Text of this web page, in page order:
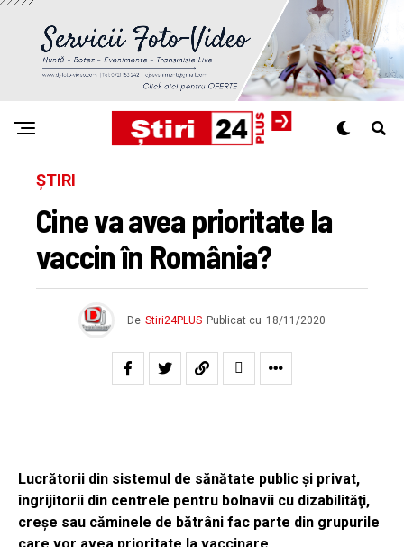
ȘTIRI
Cine va avea prioritate la
vaccin în România?
De Stiri24PLUS Publicat cu 18/11/2020
Lucrătorii din sistemul de sănătate public şi privat,
îngrijitorii din centrele pentru bolnavii cu dizabilităţi,
creşe sau căminele de bătrâni fac parte din grupurile